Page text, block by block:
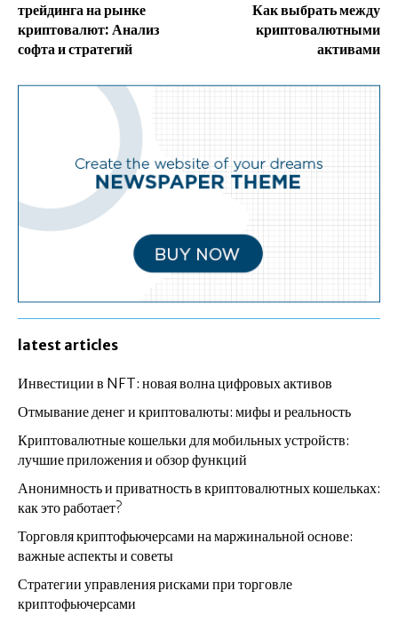
трейдинга на рынке
криптовалют: Анализ
софта и стратегий
Как выбрать между
криптовалютными
активами
latest articles
Инвестиции в NFT: новая волна цифровых активов
Отмывание денег и криптовалюты: мифы и реальность
Криптовалютные кошельки для мобильных устройств:
лучшие приложения и обзор функций
Анонимность и приватность в криптовалютных кошельках:
как это работает?
Торговля криптофьючерсами на маржинальной основе:
важные аспекты и советы
Стратегии управления рисками при торговле
криптофьючерсами